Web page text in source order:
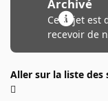
Archivé
Ce sujet est
recevoir de
Aller sur la liste des